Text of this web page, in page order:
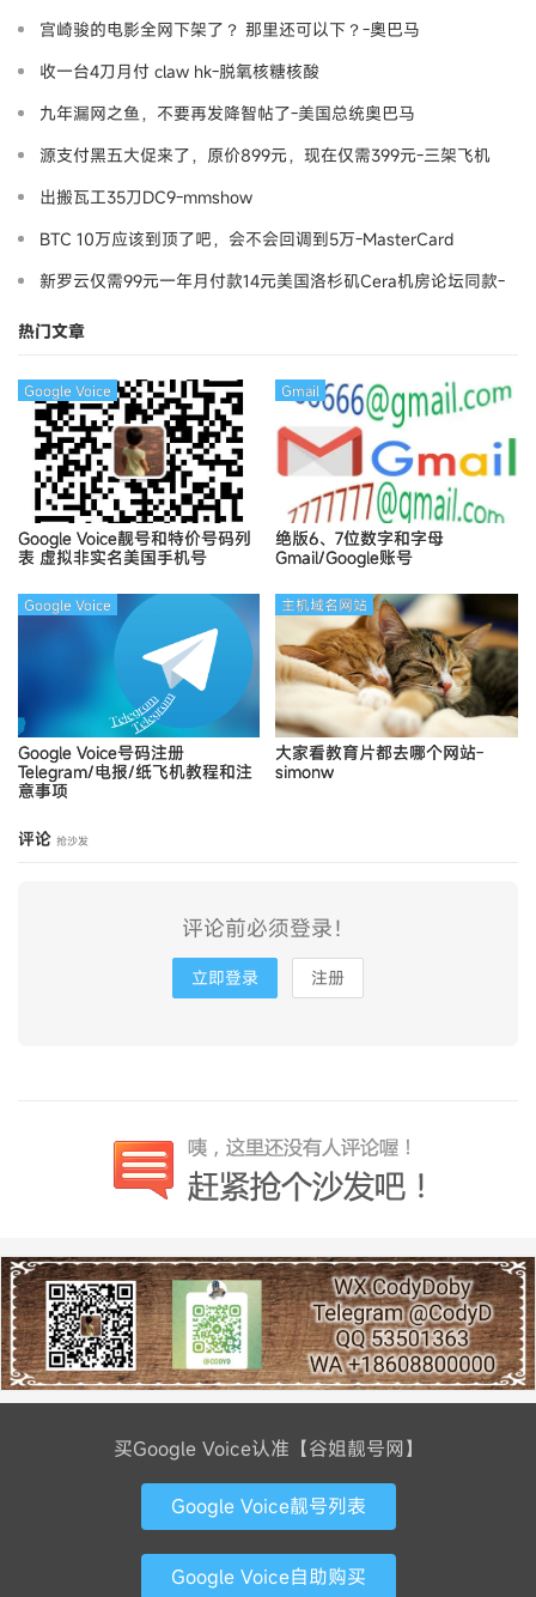
宫崎骏的电影全网下架了？ 那里还可以下？-奧巴马
收一台4刀月付 claw hk-脱氧核糖核酸
九年漏网之鱼，不要再发降智帖了-美国总统奥巴马
源支付黑五大促来了，原价899元，现在仅需399元-三架飞机
出搬瓦工35刀DC9-mmshow
BTC 10万应该到顶了吧，会不会回调到5万-MasterCard
新罗云仅需99元一年月付款14元美国洛杉矶Cera机房论坛同款-
热门文章
Google Voice靓号和特价号码列
表 虚拟非实名美国手机号
Google Voice
绝版6、7位数字和字母
Gmail/Google账号
Gmail
Google Voice号码注册
Telegram/电报/纸飞机教程和注
意事项
Google Voice
大家看教育片都去哪个网站-
simonw
主机域名网站
评论 抢沙发
评论前必须登录！
立即登录 注册
买Google Voice认准【谷姐靓号网】
Google Voice靓号列表
Google Voice自助购买